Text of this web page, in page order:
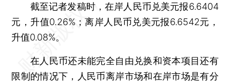
截至记者发稿时，在岸人民币兑美元报6.6404
元，升值0.26%；离岸人民币兑美元报6.6542元，
升值0.08%。
在人民币还未能完全自由兑换和资本项目还有
限制的情况下，人民币离岸市场和在岸市场是有分